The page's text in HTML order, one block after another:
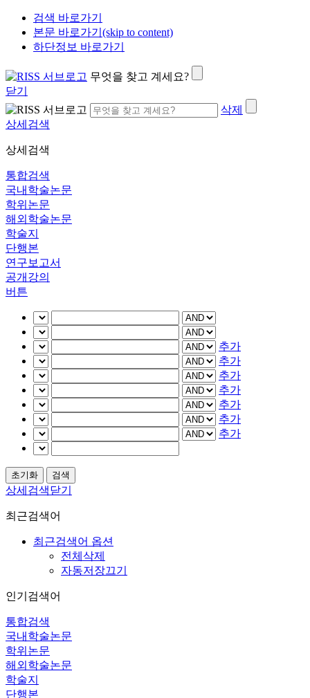
검색 바로가기
본문 바로가기(skip to content)
하단정보 바로가기
무엇을 찾고 계세요?
닫기
삭제
상세검색
상세검색
통합검색
국내학술논문
학위논문
해외학술논문
학술지
단행본
연구보고서
공개강의
버튼
추가
추가
추가
추가
추가
추가
추가
상세검색닫기
최근검색어
최근검색어 옵션
전체삭제
자동저장끄기
인기검색어
통합검색
국내학술논문
학위논문
해외학술논문
학술지
단행본